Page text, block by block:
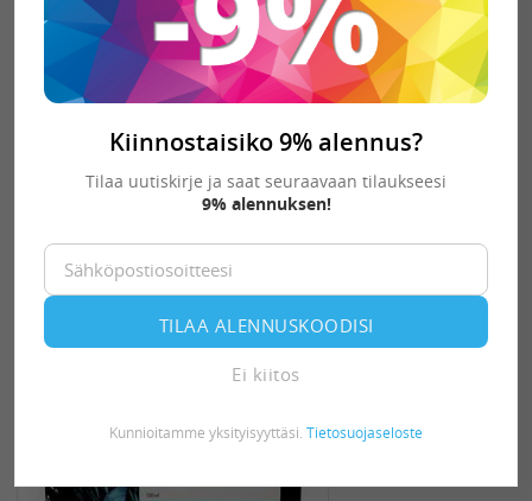
HP No 727 keltainen 130ml
mustekasetti
111,37 €
Kiinnostaisiko 9% alennus?
Tilaa uutiskirje ja saat seuraavaan tilaukseesi
9% alennuksen!
TILAA ALENNUSKOODISI
Ei kiitos
Kunnioitamme yksityisyyttäsi. Tietosuojaseloste